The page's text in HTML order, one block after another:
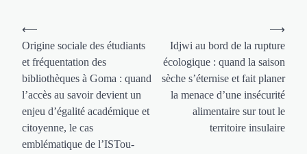
Navigation
de
l’article
⟵
Origine sociale des étudiants
et fréquentation des
bibliothèques à Goma : quand
l’accès au savoir devient un
enjeu d’égalité académique et
citoyenne, le cas
emblématique de l’ISTou-
Idjwi au bord de la rupture
écologique : quand la saison
sèche s’éternise et fait planer
la menace d’une insécurité
alimentaire sur tout le
territoire insulaire
⟶